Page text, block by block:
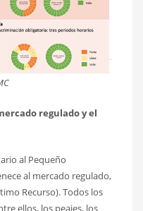
regulado y el
al Pequeño
al mercado regulado,
Recurso). Todos los
ellos, los peajes, los